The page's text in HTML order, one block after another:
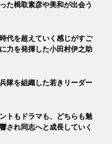
た楫取素彦や美和が出会う
代を超えていく感じがすご
力を発揮した小田村伊之助
隊を組織した若きリーダー
トもドラマも、どちらも魅
され同志へと成長していく